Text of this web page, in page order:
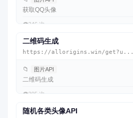
获取QQ头像
👁️346 次
二维码生成
https://allorigins.win/get?u...
📁 图片API
二维码生成
👁️305 次
随机各类头像API